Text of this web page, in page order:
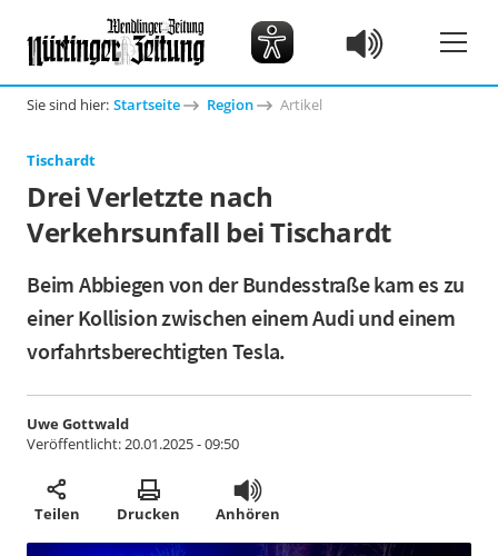
Sie sind hier: Startseite Region Artikel
Tischardt
Drei Verletzte nach
Verkehrsunfall bei Tischardt
Beim Abbiegen von der Bundesstraße kam es zu
einer Kollision zwischen einem Audi und einem
vorfahrtsberechtigten Tesla.
Uwe Gottwald
Veröffentlicht:20.01.2025 - 09:50
Teilen Drucken Anhören